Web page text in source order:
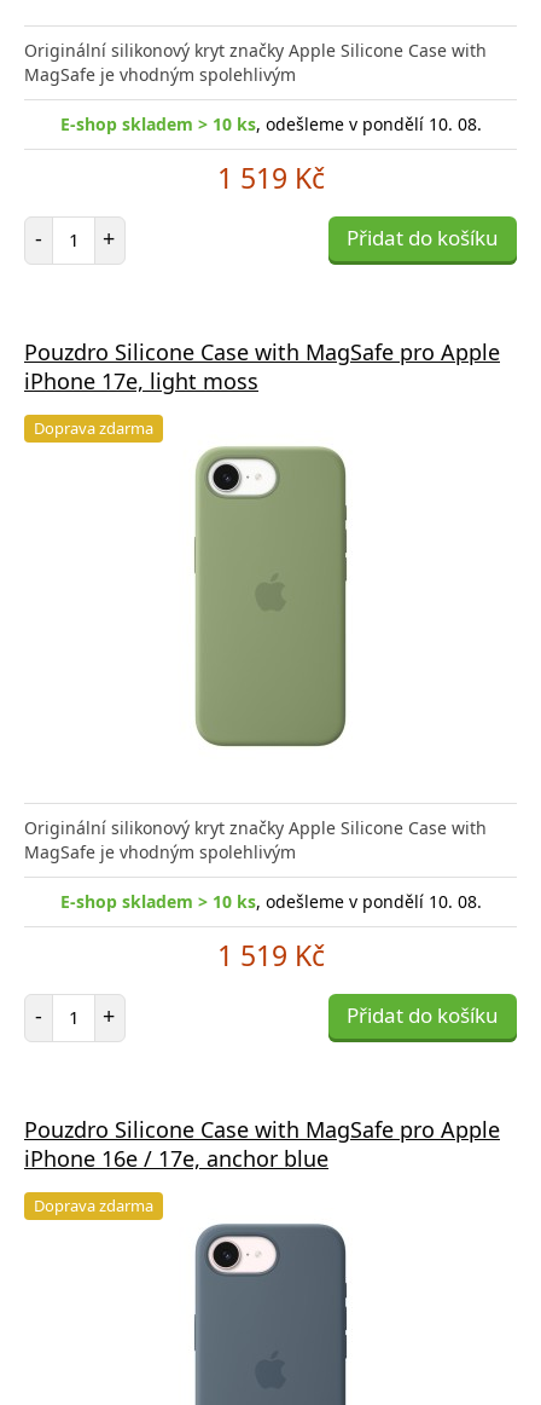
Originální silikonový kryt značky Apple Silicone Case with
MagSafe je vhodným spolehlivým
E-shop skladem > 10 ks, odešleme v pondělí 10. 08.
1 519 Kč
- Počet položek
+ Přidat do košíku
Pouzdro Silicone Case with MagSafe pro Apple
iPhone 17e, light moss
Doprava zdarma
Originální silikonový kryt značky Apple Silicone Case with
MagSafe je vhodným spolehlivým
E-shop skladem > 10 ks, odešleme v pondělí 10. 08.
1 519 Kč
- Počet položek
+ Přidat do košíku
Pouzdro Silicone Case with MagSafe pro Apple
iPhone 16e / 17e, anchor blue
Doprava zdarma